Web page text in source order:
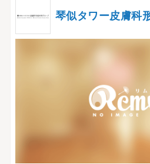
琴似タワー皮膚科